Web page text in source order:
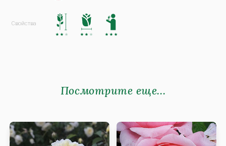
Посмотрите еще...